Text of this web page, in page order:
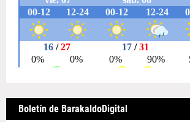
Boletín de BarakaldoDigital